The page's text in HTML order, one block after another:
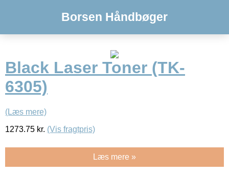
Borsen Håndbøger
Black Laser Toner (TK-
6305)
(Læs mere)
1273.75 kr. (Vis fragtpris)
Læs mere »